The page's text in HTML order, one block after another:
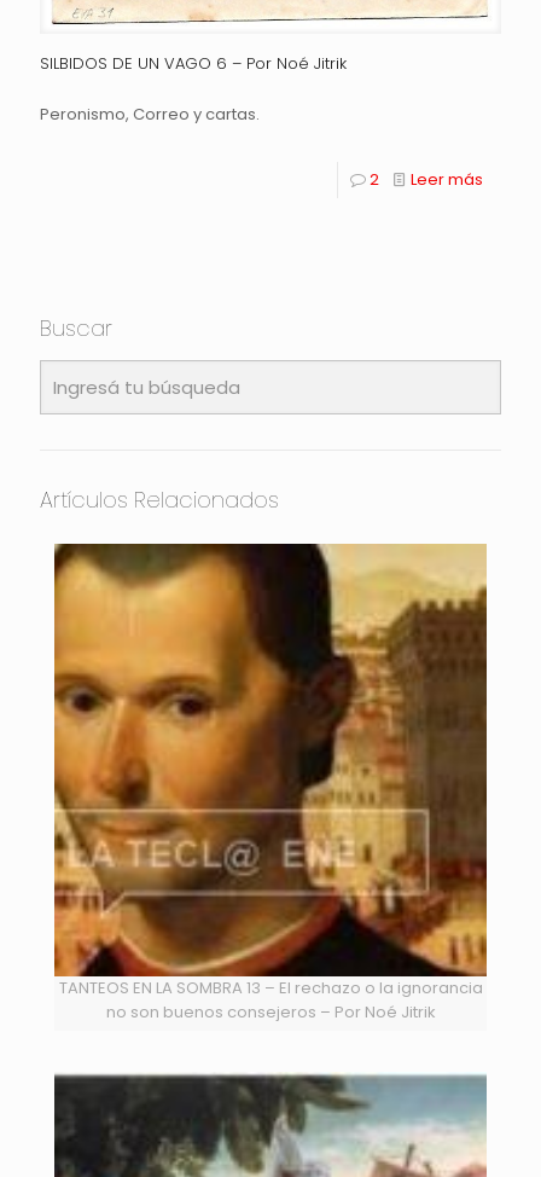
SILBIDOS DE UN VAGO 6 – Por Noé Jitrik
Peronismo, Correo y cartas.
2 Leer más
Buscar
Artículos Relacionados
TANTEOS EN LA SOMBRA 13 – El rechazo o la ignorancia
no son buenos consejeros – Por Noé Jitrik